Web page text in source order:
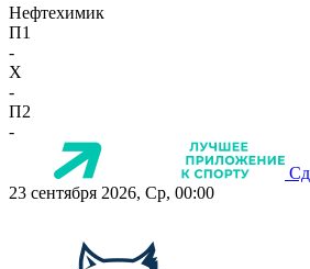
Нефтехимик
П1
-
X
-
П2
-
23 сентября 2026, Ср, 00:00